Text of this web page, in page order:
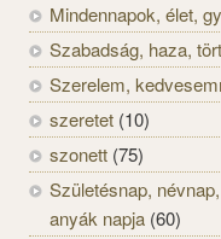
Mindennapok, élet,
Szabadság, haza,
Szerelem,
szeretet (10)
szonett (75)
Születésnap,
anyák napja (60)